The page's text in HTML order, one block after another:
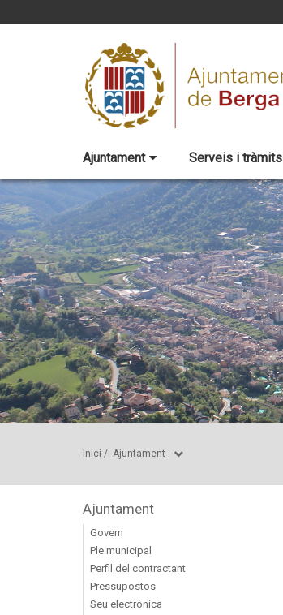
Ajuntament Serveis i tràmits
Inici / Ajuntament
Ajuntament
Govern
Ple municipal
Perfil del contractant
Pressupostos
Seu electrònica